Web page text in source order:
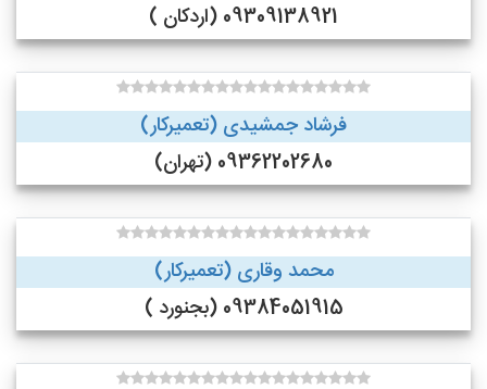
09309138921 (اردکان )
فرشاد جمشیدی (تعمیرکار)
09362202680 (تهران)
محمد وقاری (تعمیرکار)
09384051915 (بجنورد )